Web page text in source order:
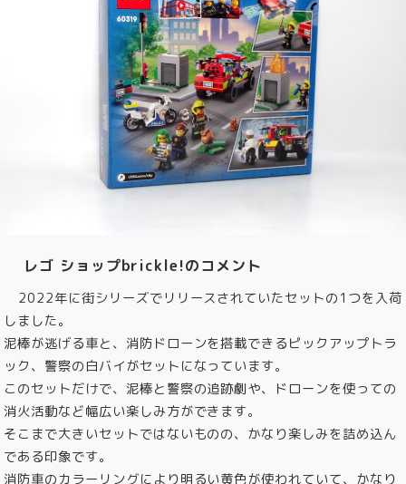
レゴ ショップbrickle!のコメント
2022年に街シリーズでリリースされていたセットの1つを入荷
しました。
泥棒が逃げる車と、消防ドローンを搭載できるピックアップトラ
ック、警察の白バイがセットになっています。
このセットだけで、泥棒と警察の追跡劇や、ドローンを使っての
消火活動など幅広い楽しみ方ができます。
そこまで大きいセットではないものの、かなり楽しみを詰め込ん
である印象です。
消防車のカラーリングにより明るい黄色が使われていて、かなり